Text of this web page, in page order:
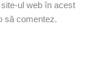
ul web în acest
să comentez.